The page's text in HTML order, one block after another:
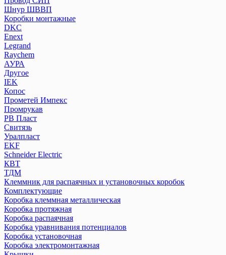
Шнур ШВВП
Коробки монтажные
DKC
Enext
Legrand
Raychem
АУРА
Другое
IEK
Копос
Прометей Импекс
Промрукав
РВ Пласт
Свитязь
Уралпласт
EKF
Schneider Electric
КВТ
ТДМ
Клеммник для распаячных и установочных коробок
Комплектующие
Коробка клеммная металлическая
Коробка протяжная
Коробка распаячная
Коробка уравнивания потенциалов
Коробка установочная
Коробка электромонтажная